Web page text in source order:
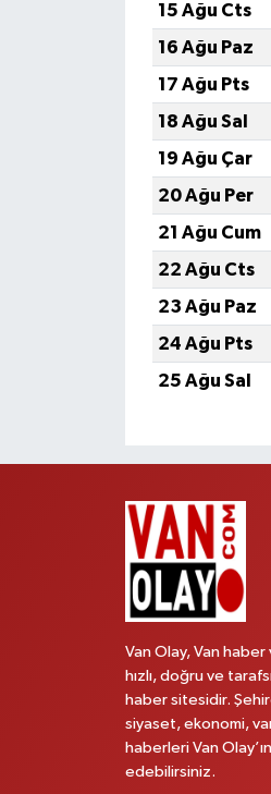
15 Ağu Cts
16 Ağu Paz
17 Ağu Pts
18 Ağu Sal
19 Ağu Çar
20 Ağu Per
21 Ağu Cum
22 Ağu Cts
23 Ağu Paz
24 Ağu Pts
25 Ağu Sal
Van Olay, Van
hızlı, doğru ve
haber sitesidir.
siyaset, ekonomi,
haberleri Van
edebilirsiniz.